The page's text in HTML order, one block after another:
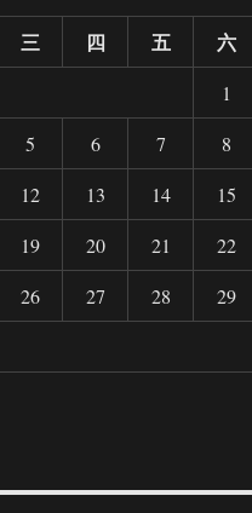
三 四 五 六
1
5 6 7 8
12 13 14 15
19 20 21 22
26 27 28 29